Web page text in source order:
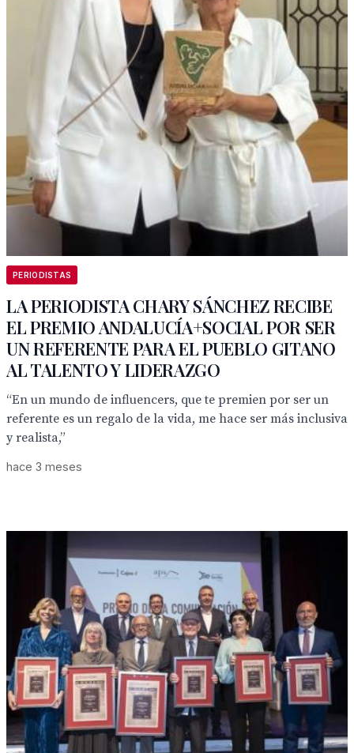
PERIODISTAS
LA PERIODISTA CHARY SÁNCHEZ RECIBE
EL PREMIO ANDALUCÍA+SOCIAL POR SER
UN REFERENTE PARA EL PUEBLO GITANO
AL TALENTO Y LIDERAZGO
“En un mundo de influencers, que te premien por ser un
referente es un regalo de la vida, me hace ser más inclusiva
y realista,”
hace 3 meses